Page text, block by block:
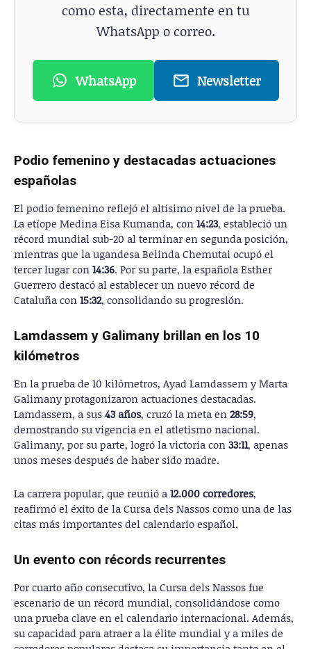
como esta, directamente en tu
WhatsApp o correo.
WhatsApp Newsletter
Podio femenino y destacadas actuaciones
españolas
El podio femenino reflejó el altísimo nivel de la prueba.
La etíope Medina Eisa Kumanda, con 14:23, estableció un
récord mundial sub-20 al terminar en segunda posición,
mientras que la ugandesa Belinda Chemutai ocupó el
tercer lugar con 14:36. Por su parte, la española Esther
Guerrero destacó al establecer un nuevo récord de
Cataluña con 15:32, consolidando su progresión.
Lamdassem y Galimany brillan en los 10
kilómetros
En la prueba de 10 kilómetros, Ayad Lamdassem y Marta
Galimany protagonizaron actuaciones destacadas.
Lamdassem, a sus 43 años, cruzó la meta en 28:59,
demostrando su vigencia en el atletismo nacional.
Galimany, por su parte, logró la victoria con 33:11, apenas
unos meses después de haber sido madre.
La carrera popular, que reunió a 12.000 corredores,
reafirmó el éxito de la Cursa dels Nassos como una de las
citas más importantes del calendario español.
Un evento con récords recurrentes
Por cuarto año consecutivo, la Cursa dels Nassos fue
escenario de un récord mundial, consolidándose como
una prueba clave en el calendario internacional. Además,
su capacidad para atraer a la élite mundial y a miles de